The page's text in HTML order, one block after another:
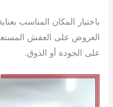
باختيار المكان المناسب
العروض على العفش
على الجودة أو الذوق.